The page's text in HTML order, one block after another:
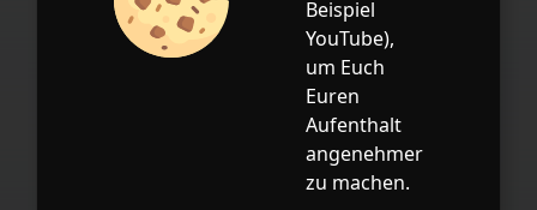
Beispiel
YouTube),
um Euch
Euren
Aufenthalt
angenehmer
zu machen.